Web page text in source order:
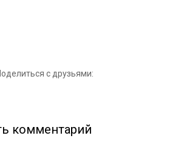
с друзьями:
комментарий